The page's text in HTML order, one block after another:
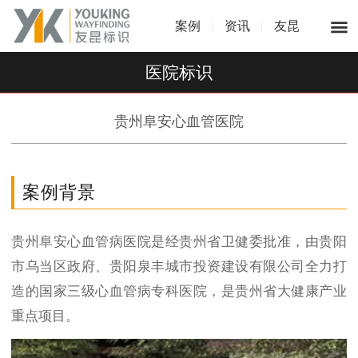
案例 资讯 友昆
医院标识
贵州阜安心血管医院
案例背景
贵州阜安心血管病医院是经贵州省卫健委批准，由贵阳
市乌当区政府、贵阳泉丰城市投资建设有限公司全力打
造的国家三级心血管病专科医院，是贵州省大健康产业
重点项目。